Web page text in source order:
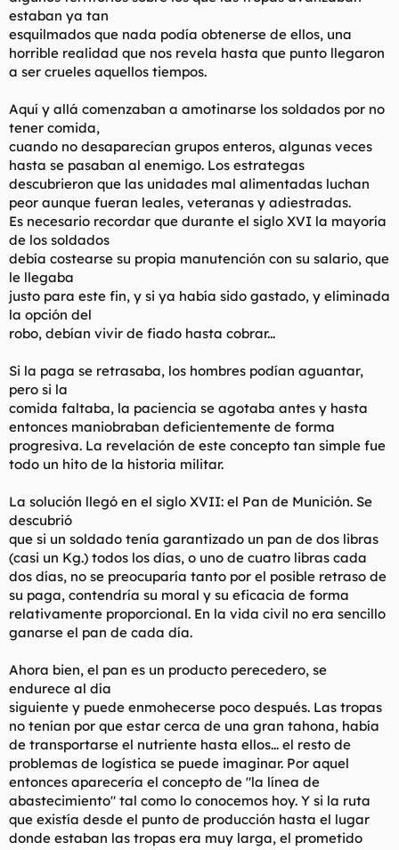
estaban ya tan
esquilmados que nada podía obtenerse de ellos, una
horrible realidad que nos revela hasta que punto llegaron
a ser crueles aquellos tiempos.
Aquí y allá comenzaban a amotinarse los soldados por no
tener comida,
cuando no desaparecían grupos enteros, algunas veces
hasta se pasaban al enemigo. Los estrategas
descubrieron que las unidades mal alimentadas luchan
peor aunque fueran leales, veteranas y adiestradas.
Es necesario recordar que durante el siglo XVI la mayoría
de los soldados
debía costearse su propia manutención con su salario, que
le llegaba
justo para este fin, y si ya había sido gastado, y eliminada
la opción del
robo, debían vivir de fiado hasta cobrar...
Si la paga se retrasaba, los hombres podían aguantar,
pero si la
comida faltaba, la paciencia se agotaba antes y hasta
entonces maniobraban deficientemente de forma
progresiva. La revelación de este concepto tan simple fue
todo un hito de la historia militar.
La solución llegó en el siglo XVII: el Pan de Munición. Se
descubrió
que si un soldado tenía garantizado un pan de dos libras
(casi un Kg.) todos los días, o uno de cuatro libras cada
dos días, no se preocuparía tanto por el posible retraso de
su paga, contendría su moral y su eficacia de forma
relativamente proporcional. En la vida civil no era sencillo
ganarse el pan de cada día.
Ahora bien, el pan es un producto perecedero, se
endurece al día
siguiente y puede enmohecerse poco después. Las tropas
no tenían por que estar cerca de una gran tahona, había
de transportarse el nutriente hasta ellos... el resto de
problemas de logística se puede imaginar. Por aquel
entonces aparecería el concepto de "la línea de
abastecimiento" tal como lo conocemos hoy. Y si la ruta
que existía desde el punto de producción hasta el lugar
donde estaban las tropas era muy larga, el prometido